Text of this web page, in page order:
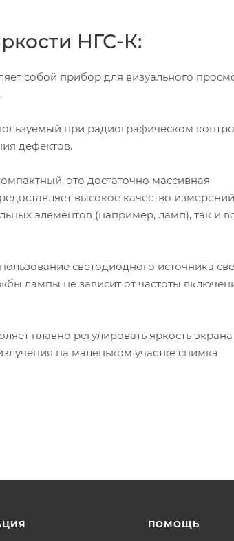
НГС-К:
собой прибор для визуального
при радиографическом
дефектов.
это достаточно массивная
высокое качество
элементов (например, ламп), так и
светодиодного источника
лампы не зависит от частоты
плавно регулировать яркость
на маленьком участке снимка
ПОМОЩЬ